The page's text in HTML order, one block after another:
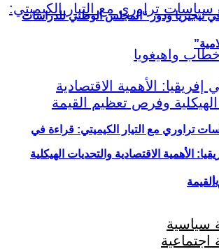
تراوري مع التيار الكيميتي: قراءة في
في نيجيريا ودور “المجلس الوطني للدراسات
الأهمية الاقتصادية والتحديات الهيكلية
سياسية
اجتماعية